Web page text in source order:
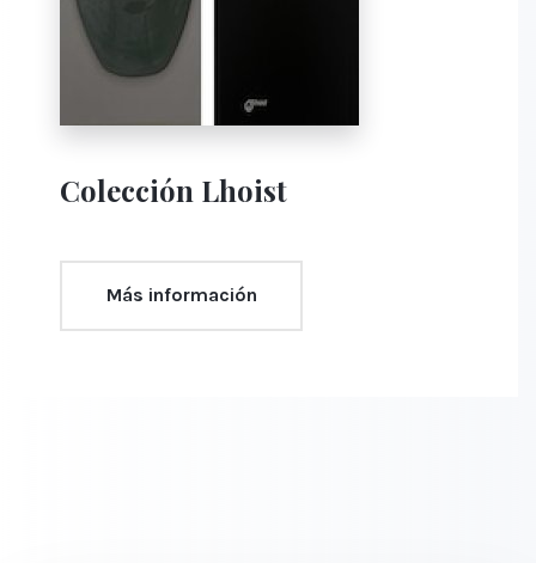
Colección Lhoist
Más información